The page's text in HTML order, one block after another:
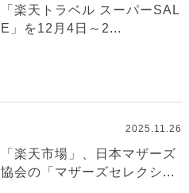
「楽天トラベル スーパーSAL
E」を12月4日～2...
2025.11.26
「楽天市場」、日本マザーズ
協会の「マザーズセレクシ...